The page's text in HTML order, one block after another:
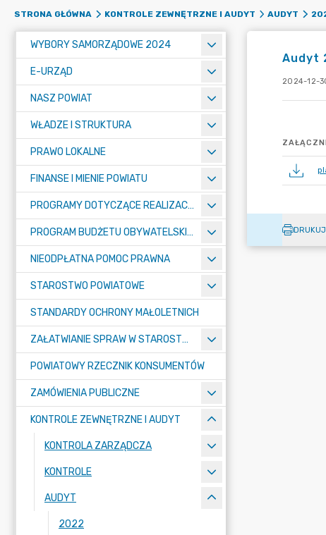
STRONA GŁÓWNA KONTROLE ZEWNĘTRZNE I AUDYT AUDYT
WYBORY SAMORZĄDOWE 2024
E-URZĄD
NASZ POWIAT
WŁADZE I STRUKTURA
PRAWO LOKALNE
FINANSE I MIENIE POWIATU
PROGRAMY DOTYCZĄCE REALIZACJI ZADAŃ PUBLICZNYCH
PROGRAM BUDŻETU OBYWATELSKIEGO POWIATU BYDGOSKIEGO
NIEODPŁATNA POMOC PRAWNA
STAROSTWO POWIATOWE
STANDARDY OCHRONY MAŁOLETNICH
ZAŁATWIANIE SPRAW W STAROSTWIE
POWIATOWY RZECZNIK KONSUMENTÓW
ZAMÓWIENIA PUBLICZNE
KONTROLE ZEWNĘTRZNE I AUDYT
KONTROLA ZARZĄDCZA
KONTROLE
AUDYT
2022
Audyt
2024-12-
DRUKUJ